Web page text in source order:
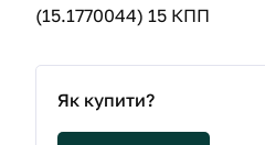
(15.1770044) 15 КПП
Як купити?